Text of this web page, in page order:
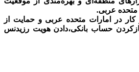
متحده عربی.
در امارات متحده عربی و حمایت از
حساب بانکی،دادن هویت رزیدنس